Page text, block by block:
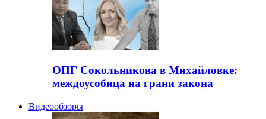
ОПГ Сокольникова в Михайловке:
междоусобица на грани закона
Видеообзоры